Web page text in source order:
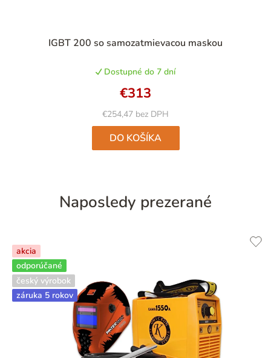
IGBT 200 so samozatmievacou maskou
hodnotenie
je
5,0
z
5
hviezdičiek.
Dostupné do 7 dní
€254,47 bez DPH
€313
DO KOŠÍKA
Naposledy prezerané
akcia
odporúčané
český výrobok
záruka 5 rokov